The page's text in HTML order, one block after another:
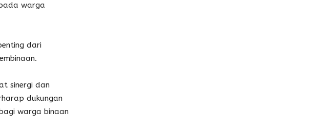
warga
dari
sinergi dan
dukungan
warga binaan